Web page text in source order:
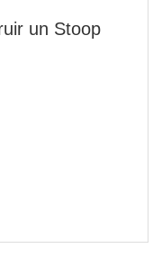
un Stoop